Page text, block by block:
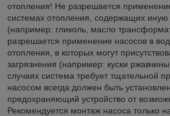
отопления! Не разрешается
системах отопления, содержащих иную
(например: гликоль, масло
разрешается применение насосов в
отопления, в которых могут
загрязнения (например: куски
случаях система требует тщательной
насосом всегда должен быть
предохраняющий устройство от
Рекомендуется монтаж насоса только